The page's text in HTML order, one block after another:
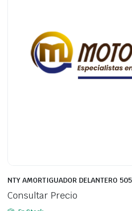
NTY AMORTIGUADOR DELANTERO
Consultar Precio